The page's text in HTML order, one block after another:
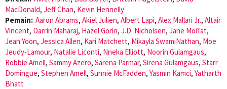
MacDonald, Jeff Chan, Kevin Hennelly
Pemain: Aaron Abrams, Akiel Julien, Albert Lapi, Alex Mallari Jr., Altair
Vincent, Darrin Maharaj, Hazel Gorin, J.D. Nicholsen, Jane Moffat,
Jean Yoon, Jessica Allen, Kari Matchett, Mikayla SwamiNathan, Moe
Jeudy-Lamour, Natalie Liconti, Nneka Elliott, Noorin Gulamgaus,
Robbie Amell, Sammy Azero, Sarena Parmar, Sirena Gulamgaus, Starr
Domingue, Stephen Amell, Sunnie McFadden, Yasmin Kamci, Yatharth
Bhatt